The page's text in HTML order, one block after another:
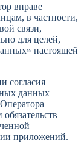
вправе
в частности,
связи,
для целей,
настоящей
согласия
данных
приложений.